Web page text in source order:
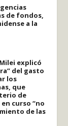
de fondos,
a la
explicó
del gasto
los
que
de
curso “no
de las